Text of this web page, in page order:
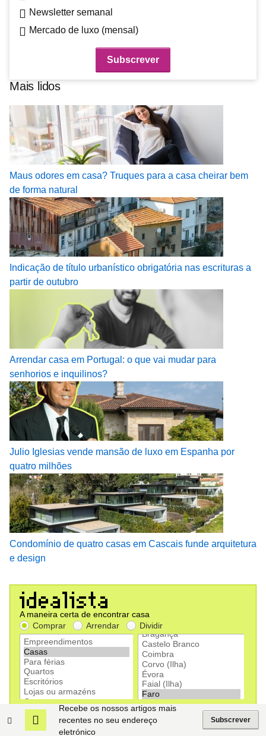
Recebe os nossos artigos mais
recentes no seu endereço
eletrónico
Subscrever
Newsletter semanal
Mercado de luxo (mensal)
Mais lidos
Maus odores em casa? Truques para a casa cheirar bem
de forma natural
Indicação de título urbanístico obrigatória nas escrituras a
partir de outubro
Arrendar casa em Portugal: o que vai mudar para
senhorios e inquilinos?
Julio Iglesias vende mansão de luxo em Espanha por
quatro milhões
Condomínio de quatro casas em Cascais funde arquitetura
e design